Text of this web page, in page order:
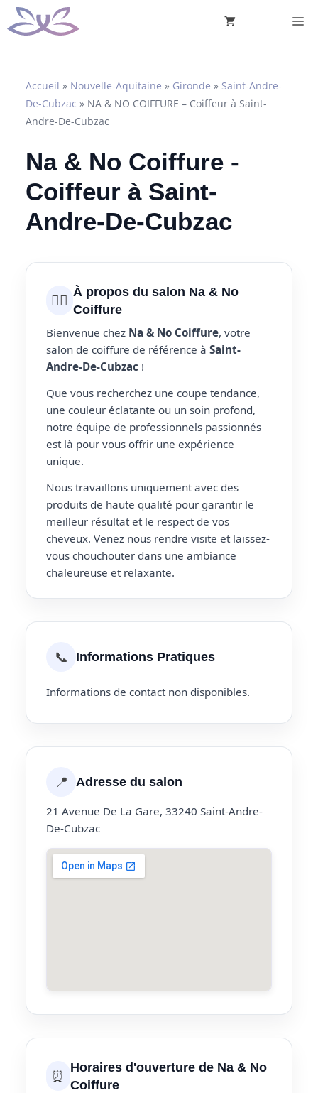
Aller
au
Accueil » Nouvelle-Aquitaine » Gironde » Saint-Andre-
De-Cubzac » NA & NO COIFFURE – Coiffeur à Saint-
Andre-De-Cubzac
Na & No Coiffure -
Coiffeur à Saint-
Andre-De-Cubzac
💇‍♀️ À propos du salon Na & No
Coiffure
Bienvenue chez Na & No Coiffure, votre
salon de coiffure de référence à Saint-
Andre-De-Cubzac !
Que vous recherchez une coupe tendance,
une couleur éclatante ou un soin profond,
notre équipe de professionnels passionnés
est là pour vous offrir une expérience
unique.
Nous travaillons uniquement avec des
produits de haute qualité pour garantir le
meilleur résultat et le respect de vos
cheveux. Venez nous rendre visite et laissez-
vous chouchouter dans une ambiance
chaleureuse et relaxante.
📞 Informations Pratiques
Informations de contact non disponibles.
📍 Adresse du salon
21 Avenue De La Gare, 33240 Saint-Andre-
De-Cubzac
⏰ Horaires d'ouverture de Na & No
Coiffure